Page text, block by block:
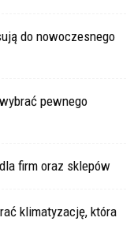
do nowoczesnego
pewnego
firm oraz sklepów
klimatyzację, która